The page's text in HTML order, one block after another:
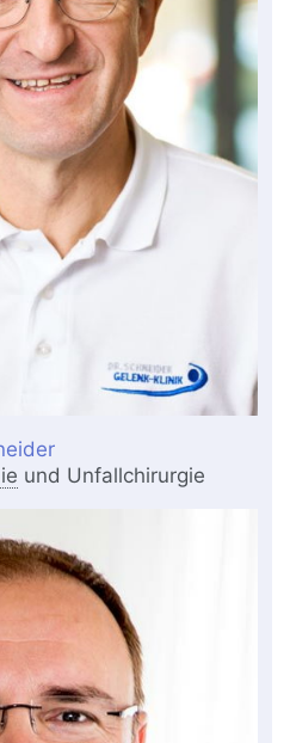
und Unfallchirurgie